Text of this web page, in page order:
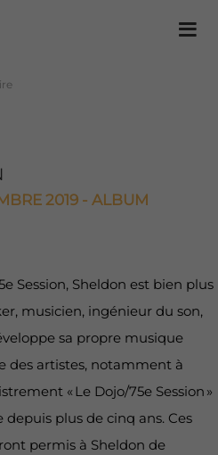
2019 - ALBUM
Session, Sheldon est bien plus
musicien, ingénieur du son,
sa propre musique
des artistes, notamment à
« Le Dojo/75e Session »
plus de cinq ans. Ces
permis à Sheldon de